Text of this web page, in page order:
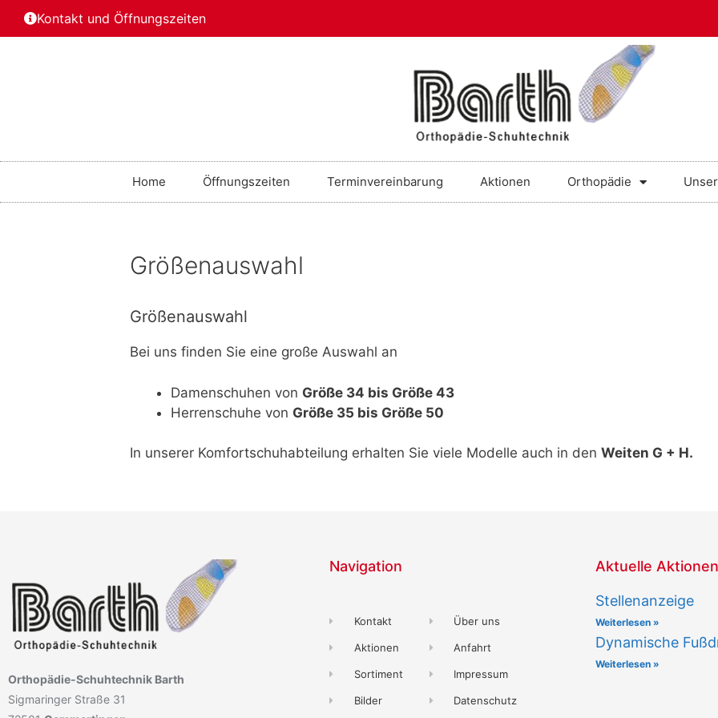
Kontakt und Öffnungszeiten
Home Öffnungszeiten Terminvereinbarung Aktionen Orthopädie
Größenauswahl
Größenauswahl
Bei uns finden Sie eine große Auswahl an
Damenschuhen von Größe 34 bis Größe 43
Herrenschuhe von Größe 35 bis Größe 50
In unserer Komfortschuhabteilung erhalten Sie viele Modelle auch in den Weiten G + H.
Orthopädie-Schuhtechnik Barth
Sigmaringer Straße 31
Navigation
Kontakt
Aktionen
Sortiment
Bilder
Über uns
Anfahrt
Impressum
Datenschutz
Aktuelle Aktionen
Stellenanzeige
Weiterlesen »
Dynamische
Weiterlesen »